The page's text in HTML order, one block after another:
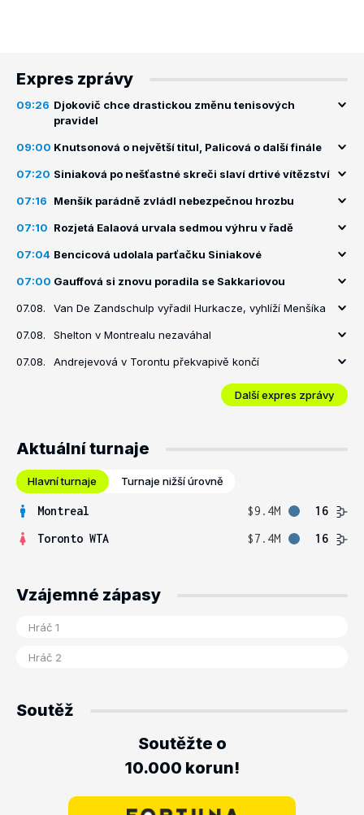
Expres zprávy
09:26 Djokovič chce drastickou změnu tenisových
pravidel
09:00 Knutsonová o největší titul, Palicová o další finále
07:20 Siniaková po nešťastné skreči slaví drtivé vítězství
07:16 Menšík parádně zvládl nebezpečnou hrozbu
07:10 Rozjetá Ealaová urvala sedmou výhru v řadě
07:04 Bencicová udolala parťačku Siniakové
07:00 Gauffová si znovu poradila se Sakkariovou
07.08. Van De Zandschulp vyřadil Hurkacze, vyhlíží Menšíka
07.08. Shelton v Montrealu nezaváhal
07.08. Andrejevová v Torontu překvapivě končí
Další expres zprávy
Aktuální turnaje
Hlavní turnaje Turnaje nižší úrovně
Montreal $9.4M
16
Toronto WTA
$7.4M 16
Vzájemné zápasy
Soutěž
Soutěžte o
10.000 korun!